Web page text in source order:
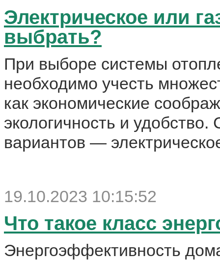
Электрическое или
выбрать?
При выборе системы
необходимо учесть
как экономические
экологичность и
вариантов —
19.10.2023 10:15:52
Что такое класс
Энергоэффективность